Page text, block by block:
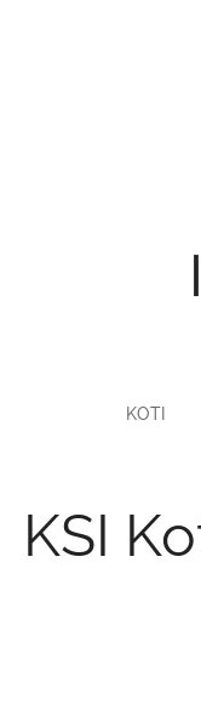
KOTI
KSI